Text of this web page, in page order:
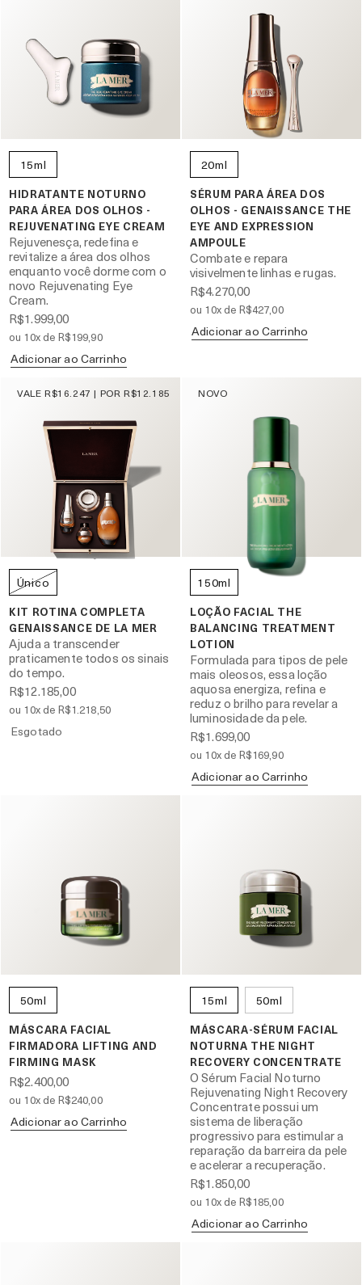
15ml
HIDRATANTE NOTURNO
PARA ÁREA DOS OLHOS -
REJUVENATING EYE CREAM
Rejuvenesça, redefina e
revitalize a área dos olhos
enquanto você dorme com o
novo Rejuvenating Eye
Cream.
R$1.999,00
ou 10x de R$199,90
Adicionar ao Carrinho
20ml
SÉRUM PARA ÁREA DOS
OLHOS - GENAISSANCE THE
EYE AND EXPRESSION
AMPOULE
Combate e repara
visivelmente linhas e rugas.
R$4.270,00
ou 10x de R$427,00
Adicionar ao Carrinho
VALE R$16.247 | POR R$12.185
Único
KIT ROTINA COMPLETA
GENAISSANCE DE LA MER
Ajuda a transcender
praticamente todos os sinais
do tempo.
R$12.185,00
ou 10x de R$1.218,50
Esgotado
NOVO
150ml
LOÇÃO FACIAL THE
BALANCING TREATMENT
LOTION
Formulada para tipos de pele
mais oleosos, essa loção
aquosa energiza, refina e
reduz o brilho para revelar a
luminosidade da pele.
R$1.699,00
ou 10x de R$169,90
Adicionar ao Carrinho
50ml
MÁSCARA FACIAL
FIRMADORA LIFTING AND
FIRMING MASK
R$2.400,00
ou 10x de R$240,00
Adicionar ao Carrinho
15ml 50ml
MÁSCARA-SÉRUM FACIAL
NOTURNA THE NIGHT
RECOVERY CONCENTRATE
O Sérum Facial Noturno
Rejuvenating Night Recovery
Concentrate possui um
sistema de liberação
progressivo para estimular a
reparação da barreira da pele
e acelerar a recuperação.
R$1.850,00
ou 10x de R$185,00
Adicionar ao Carrinho